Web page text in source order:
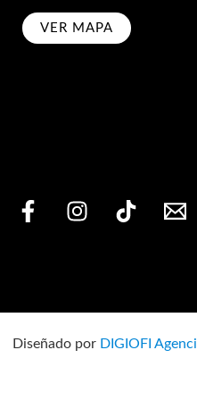
VER MAPA
Diseñado por DIGIOFI